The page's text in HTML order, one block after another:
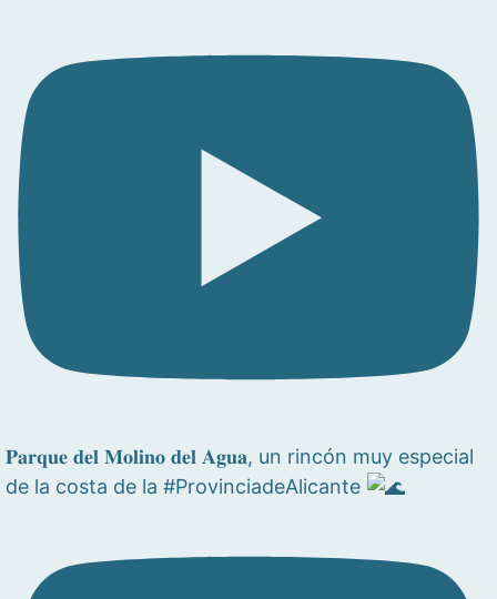
𝐏𝐚𝐫𝐪𝐮𝐞 𝐝𝐞𝐥 𝐌𝐨𝐥𝐢𝐧𝐨 𝐝𝐞𝐥 𝐀𝐠𝐮𝐚, un rincón muy especial
de la costa de la #ProvinciadeAlicante